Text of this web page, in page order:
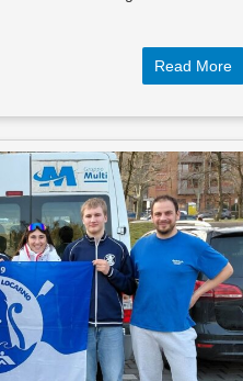
Read More